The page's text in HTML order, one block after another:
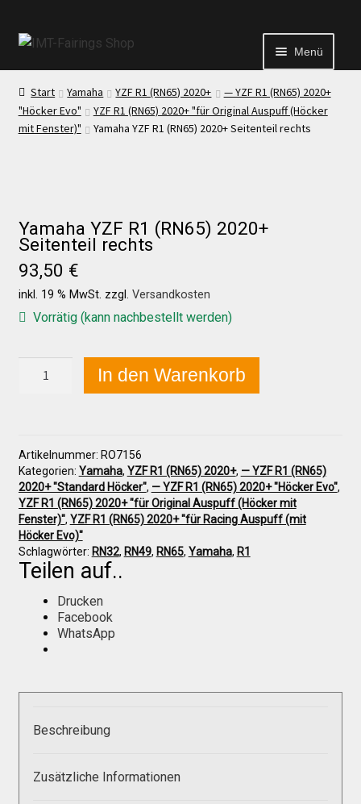
Menü
Start
News
Test Startseite
Infos zu unseren Produkten
Händlerkonditionen
Marken
Sitzpolster und erhöhte Sitzpolster
Galerie
Warenkorb
Start Yamaha YZF R1 (RN65) 2020+
— YZF R1 (RN65) 2020+
"Höcker Evo"
YZF R1 (RN65) 2020+ "für Original Auspuff (Höcker
mit Fenster)"
Yamaha YZF R1 (RN65) 2020+ Seitenteil rechts
Yamaha YZF R1 (RN65) 2020+
Seitenteil rechts
93,50 €
inkl. 19 % MwSt. zzgl. Versandkosten
Vorrätig (kann nachbestellt werden)
rechts
Menge
In den Warenkorb
Artikelnummer: RO7156
Kategorien: Yamaha, YZF R1 (RN65) 2020+, — YZF R1 (RN65)
2020+ "Standard Höcker", — YZF R1 (RN65) 2020+ "Höcker Evo",
YZF R1 (RN65) 2020+ "für Original Auspuff (Höcker mit
Fenster)", YZF R1 (RN65) 2020+ "für Racing Auspuff (mit
Höcker Evo)"
Schlagwörter: RN32, RN49, RN65, Yamaha, R1
Teilen auf..
Drucken
Facebook
WhatsApp
Beschreibung
Zusätzliche Informationen